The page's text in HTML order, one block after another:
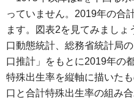
っていません。2019年の合
ます。図表2を見てみましょ
口動態統計、総務省統計局
口推計」をもとに2019年の
特殊出生率を縦軸に描いた
口と合計特殊出生率の組み